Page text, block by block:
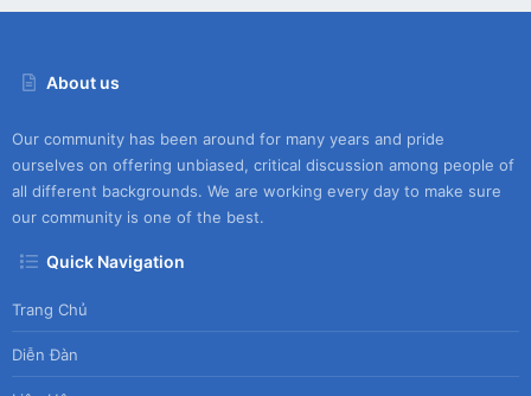
About us
Our community has been around for many years and pride
ourselves on offering unbiased, critical discussion among people of
all different backgrounds. We are working every day to make sure
our community is one of the best.
Quick Navigation
Trang Chủ
Diễn Đàn